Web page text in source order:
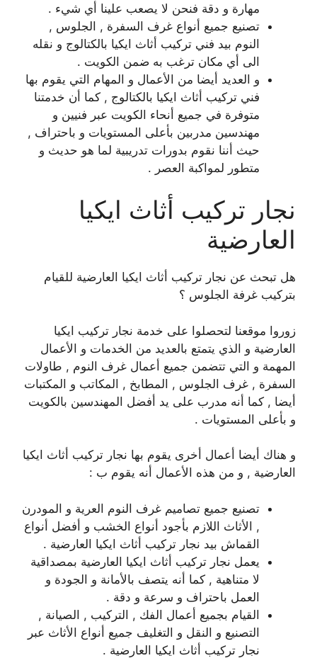
مهارة و دقة فنحن لا يصعب علينا أي شيء .
تصنيع جميع أنواع غرف السفرة , الجلوس ,
النوم بيد فني تركيب أثاث ايكيا بالكتالوج و نقله
الى أي مكان ترغب به ضمن الكويت .
و العديد أيضا من الأعمال و المهام التي يقوم بها
فني تركيب أثاث ايكيا بالكتالوج , كما أن خدمتنا
متوفرة في جميع أنحاء الكويت عبر فنيين و
مهندسين مدربين بأعلى المستويات و باحتراف ,
حيث أننا نقوم بدورات تدريبية لما هو حديث و
متطور لمواكبة العصر .
نجار تركيب أثاث ايكيا
العارضية
هل تبحث عن نجار تركيب أثاث ايكيا العارضية للقيام
بتركيب غرفة الجلوس ؟
زوروا موقعنا لتحصلوا على خدمة نجار تركيب ايكيا
العارضية و الذي يتمتع بالعديد من الخدمات و الأعمال
المهمة و التي تتضمن جميع أعمال غرف النوم , طاولات
السفرة , غرف الجلوس , المطابخ , المكاتب و المكتبات
أيضا , كما أنه مدرب على يد أفضل المهندسين بالكويت
و بأعلى المستويات .
و هناك أيضا أعمال أخرى يقوم بها نجار تركيب أثاث ايكيا
العارضية , و من هذه الأعمال أنه يقوم ب :
تصنيع جميع تصاميم غرف النوم العرية و المودرن
, الأثاث اللازم بأجود أنواع الخشب و أفضل أنواع
القماش بيد نجار تركيب أثاث ايكيا العارضية .
يعمل نجار تركيب أثاث ايكيا العارضية بمصداقية
لا متناهية , كما أنه يتصف بالأمانة و الجودة و
العمل باحتراف و سرعة و دقة .
القيام بجميع أعمال الفك , التركيب , الصيانة ,
التصنيع و النقل و التغليف جميع أنواع الأثاث عبر
نجار تركيب أثاث ايكيا العارضية .